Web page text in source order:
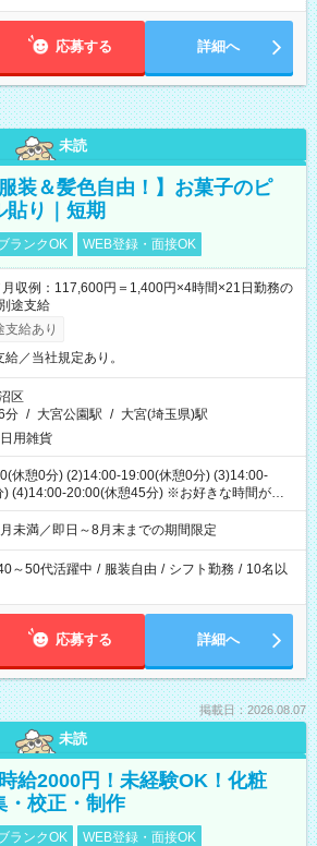
応募する 詳細へ
未読
装＆髪色自由！】お菓子のピ
貼り｜短期
ランクOK WEB登録・面接OK
収例：117,600円＝1,400円×4時間×21日勤務の
途支給
支給あり
給／当社規定あり。
区
分 / 大宮公園駅 / 大宮(埼玉県)駅
用雑貨
休憩0分) (2)14:00-19:00(休憩0分) (3)14:00-
) (4)14:00-20:00(休憩45分) ※お好きな時間が選べ
未満／即日～8月末までの期間限定
～50代活躍中 / 服装自由 / シフト勤務 / 10名以
応募する 詳細へ
掲載日：2026.08.07
未読
給2000円！未経験OK！化粧
・校正・制作
ランクOK WEB登録・面接OK